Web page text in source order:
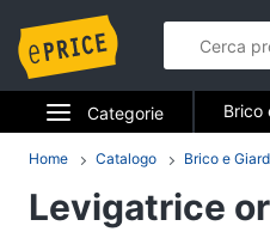
Categorie
Elettrodomestici
Informatica
Brico
Home Catalogo Brico e
Levigatrice